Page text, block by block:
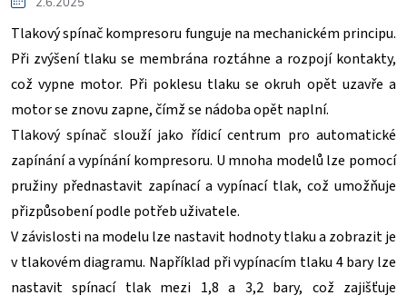
Tlakový spínač kompresoru funguje na mechanickém principu.
Při zvýšení tlaku se membrána roztáhne a rozpojí kontakty,
což vypne motor. Při poklesu tlaku se okruh opět uzavře a
motor se znovu zapne, čímž se nádoba opět naplní.
Tlakový spínač slouží jako řídicí centrum pro automatické
zapínání a vypínání kompresoru. U mnoha modelů lze pomocí
pružiny přednastavit zapínací a vypínací tlak, což umožňuje
přizpůsobení podle potřeb uživatele.
V závislosti na modelu lze nastavit hodnoty tlaku a zobrazit je
v tlakovém diagramu. Například při vypínacím tlaku 4 bary lze
nastavit spínací tlak mezi 1,8 a 3,2 bary, což zajišťuje